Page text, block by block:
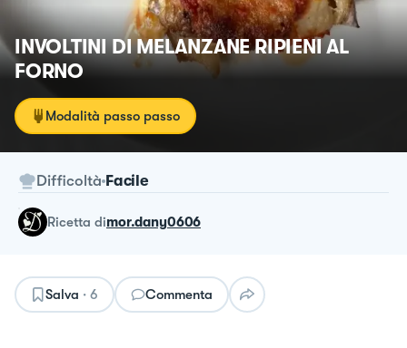
INVOLTINI DI MELANZANE RIPIENI AL
FORNO
Modalità passo passo
Difficoltà Facile
ricetta dimor.dany0606
Salva · 6 Commenta